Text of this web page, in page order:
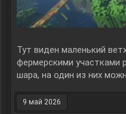
Тут виден маленький
фермерскими участками
шара, на один из них
9 май 2026